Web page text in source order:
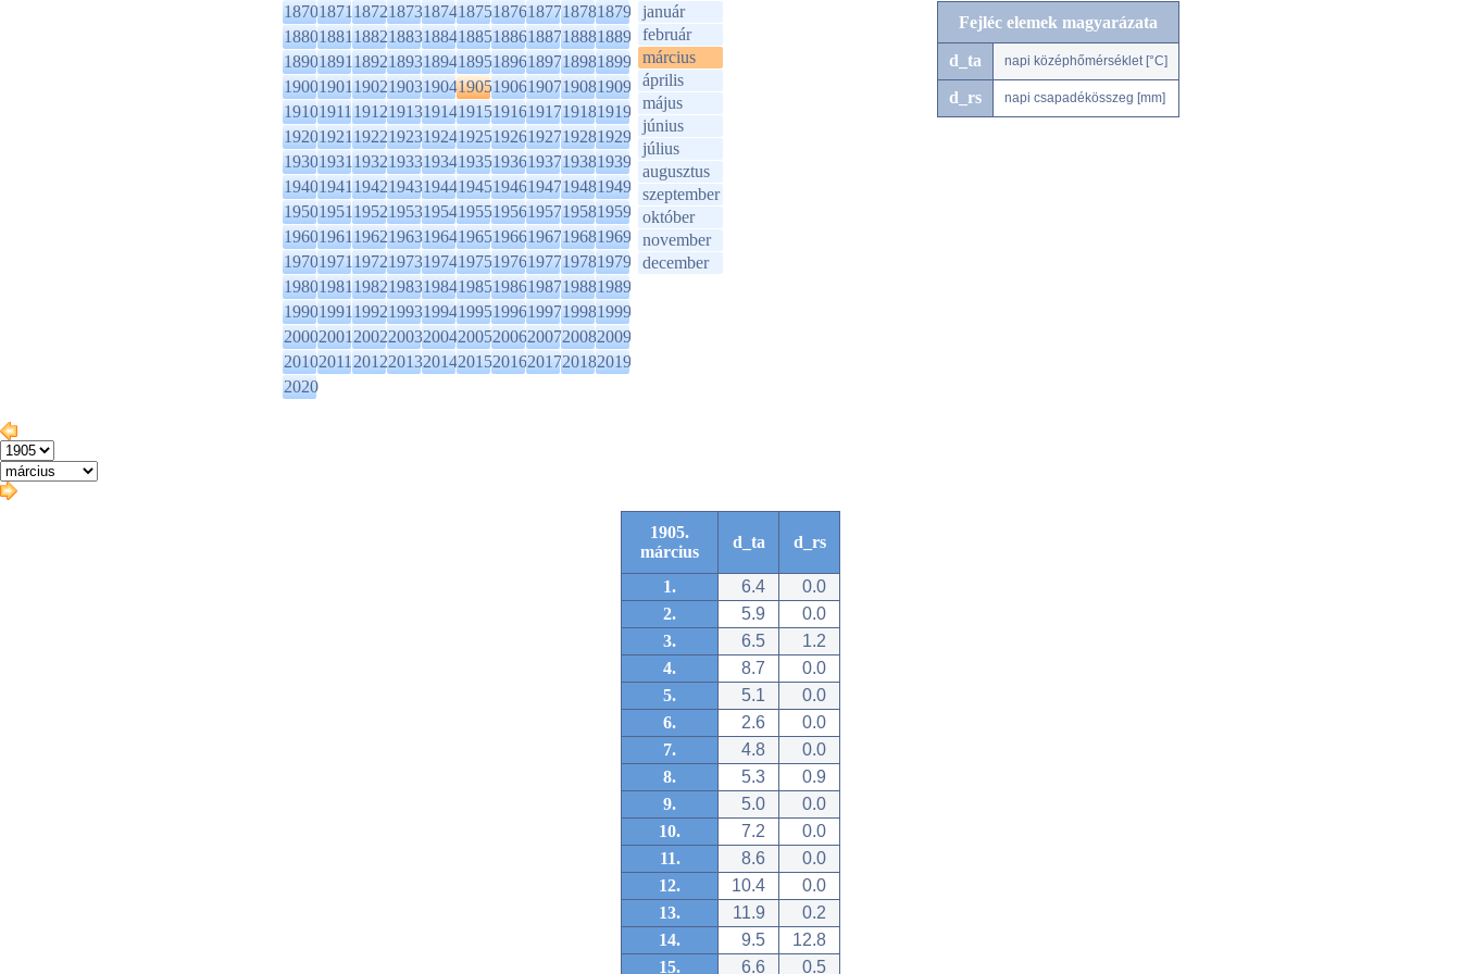
1870187118721873187418751876187718781879
1880188118821883188418851886188718881889
1890189118921893189418951896189718981899
1900190119021903190419051906190719081909
1910191119121913191419151916191719181919
1920192119221923192419251926192719281929
1930193119321933193419351936193719381939
1940194119421943194419451946194719481949
1950195119521953195419551956195719581959
1960196119621963196419651966196719681969
1970197119721973197419751976197719781979
1980198119821983198419851986198719881989
1990199119921993199419951996199719981999
2000200120022003200420052006200720082009
2010201120122013201420152016201720182019
2020
január
február
március
április
május
június
július
augusztus
szeptember
október
november
december
Fejléc elemek magyarázata
d_ta napi középhőmérséklet [°C]
d_rs napi csapadékösszeg [mm]
1905.
március
d_ta d_rs
1. 6.4
0.0
2.
5.9
0.0
3.
6.5
1.2
4.
8.7
0.0
5.
5.1
0.0
6.
2.6
0.0
7.
4.8
0.0
8.
5.3
0.9
9.
5.0
0.0
10.
7.2
0.0
11.
8.6
0.0
12.
10.4
0.0
13.
11.9
0.2
14.
9.5
12.8
15.
6.6 0.5